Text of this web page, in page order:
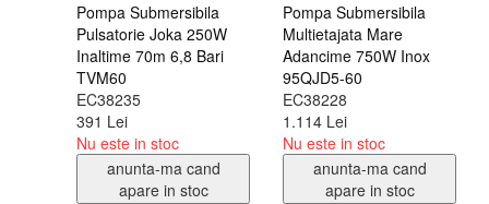
Pompa Submersibila
Pulsatorie Joka 250W
Inaltime 70m 6,8 Bari
TVM60
EC38235
391 Lei
Nu este in stoc
anunta-ma cand
apare in stoc
Pompa Submersibila
Multietajata Mare
Adancime 750W Inox
95QJD5-60
EC38228
1.114 Lei
Nu este in stoc
anunta-ma cand
apare in stoc